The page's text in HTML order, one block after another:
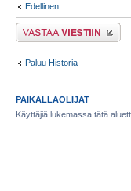
Edellinen
Lähetä vastaus
Paluu Historia
PAIKALLAOLIJAT
Käyttäjiä lukemassa tätä